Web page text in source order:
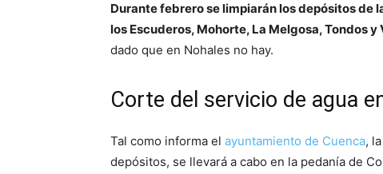
Durante febrero se limpiarán los depósitos de
los Escuderos, Mohorte, La Melgosa, Tondos
dado que en Nohales no hay.
Corte del servicio de agua
Tal como informa el ayuntamiento de Cuenca,
depósitos, se llevará a cabo en la pedanía de